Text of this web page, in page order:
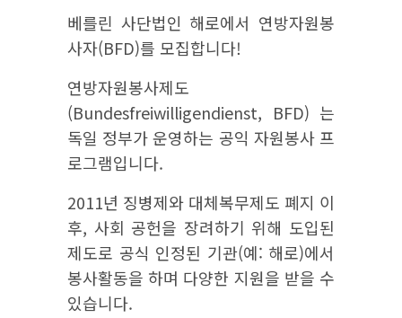
베를린 사단법인 해로에서 연방자원봉
사자(BFD)를 모집합니다!
연방자원봉사제도
(Bundesfreiwilligendienst, BFD) 는
독일 정부가 운영하는 공익 자원봉사 프
로그램입니다.
2011년 징병제와 대체복무제도 폐지 이
후, 사회 공헌을 장려하기 위해 도입된
제도로 공식 인정된 기관(예: 해로)에서
봉사활동을 하며 다양한 지원을 받을 수
있습니다.